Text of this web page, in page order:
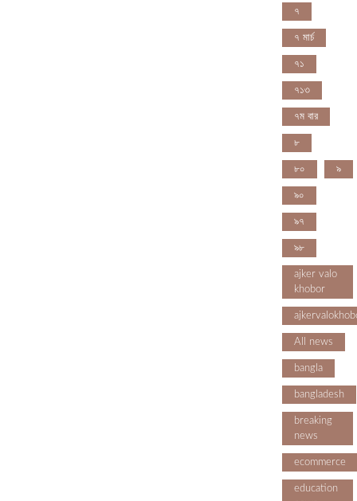
৭
৭ মার্চ
৭১
৭১৩
৭ম বার
৮
৮০ ৯
৯০
৯৭
৯৮
ajker valo
khobor
All news
bangla
bangladesh
breaking
news
ecommerce
education